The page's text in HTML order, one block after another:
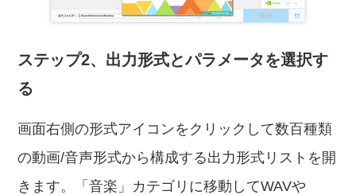
ステップ2、出力形式とパラメータを選択す
る
画面右側の形式アイコンをクリックして数百種類
の動画/音声形式から構成する出力形式リストを開
きます。「音楽」カテゴリに移動してWAVや